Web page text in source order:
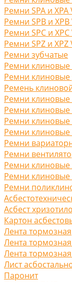
Ремни SPA и XPA
Ремни SPB и XPB
Ремни SPC и XPC
Ремни SPZ и XPZ
Ремни зубчатые
Ремни клиновые
Ремни клиновые
Ремень
Ремни клиновые
Ремни клиновые
Ремни клиновые
Ремни клиновые
Ремни
Ремни
Ремни клиновые
Ремни клиновые
Ремни
Асбест
Картон
Лента тормозная
Лента
Лента
Лист
Паронит